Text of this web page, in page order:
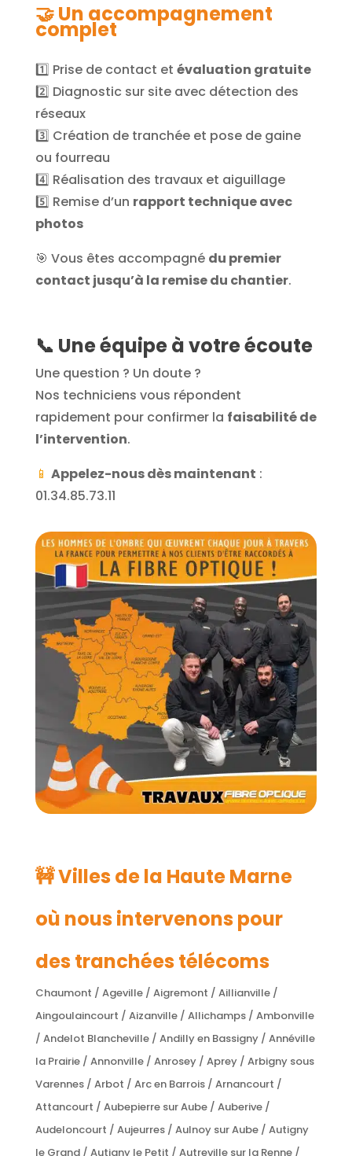
🤝 Un accompagnement
complet
1️⃣ Prise de contact et évaluation gratuite
2️⃣ Diagnostic sur site avec détection des
réseaux
3️⃣ Création de tranchée et pose de gaine
ou fourreau
4️⃣ Réalisation des travaux et aiguillage
5️⃣ Remise d’un rapport technique avec
photos
🎯 Vous êtes accompagné du premier
contact jusqu’à la remise du chantier.
📞 Une équipe à votre écoute
Une question ? Un doute ?
Nos techniciens vous répondent
rapidement pour confirmer la faisabilité de
l’intervention.
📱 Appelez-nous dès maintenant :
01.34.85.73.11
🚧 Villes de la Haute Marne
où nous intervenons pour
des tranchées télécoms
Chaumont / Ageville / Aigremont / Aillianville /
Aingoulaincourt / Aizanville / Allichamps / Ambonville
/ Andelot Blancheville / Andilly en Bassigny / Annéville
la Prairie / Annonville / Anrosey / Aprey / Arbigny sous
Varennes / Arbot / Arc en Barrois / Arnancourt /
Attancourt / Aubepierre sur Aube / Auberive /
Audeloncourt / Aujeurres / Aulnoy sur Aube / Autigny
le Grand / Autigny le Petit / Autreville sur la Renne /